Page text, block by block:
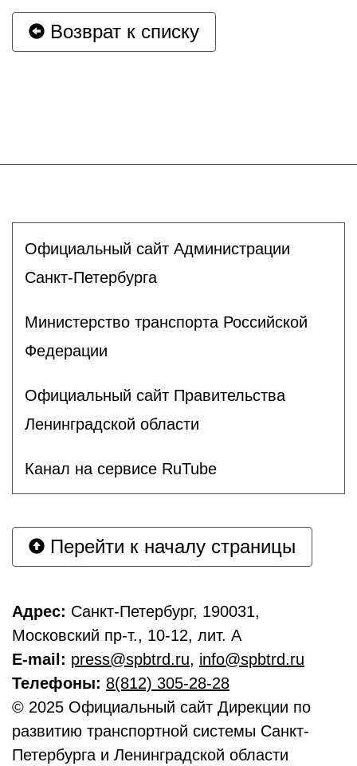
Возврат к списку
Официальный сайт Администрации
Санкт-Петербурга
Министерство транспорта Российской
Федерации
Официальный сайт Правительства
Ленинградской области
Канал на сервисе RuTube
Перейти к началу страницы
Адрес: Санкт-Петербург, 190031,
Московский пр-т., 10-12, лит. А
E-mail: press@spbtrd.ru, info@spbtrd.ru
Телефоны: 8(812) 305-28-28
© 2025 Официальный сайт Дирекции по
развитию транспортной системы Санкт-
Петербурга и Ленинградской области